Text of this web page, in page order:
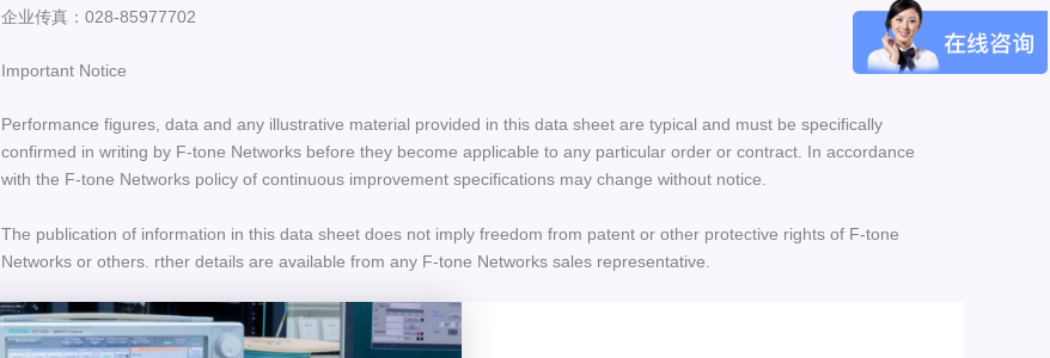
企业传真：028-85977702
Important Notice
Performance figures, data and any illustrative material provided in this data sheet are typical and must be specifically
confirmed in writing by F-tone Networks before they become applicable to any particular order or contract. In accordance
with the F-tone Networks policy of continuous improvement specifications may change without notice.
The publication of information in this data sheet does not imply freedom from patent or other protective rights of F-tone
Networks or others. rther details are available from any F-tone Networks sales representative.